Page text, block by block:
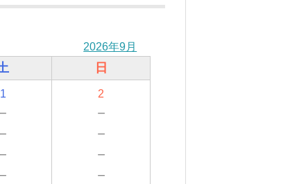
2026年9月
日
1
－
－
－
－
2
－
－
－
－